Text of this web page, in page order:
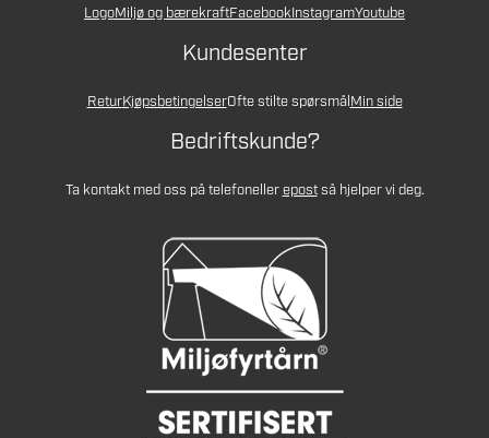
LogoMiljø og bærekraftFacebookInstagramYoutube
Kundesenter
ReturKjøpsbetingelserOfte stilte spørsmålMin side
Bedriftskunde?
Ta kontakt med oss på telefonellerepostså hjelper vi deg.